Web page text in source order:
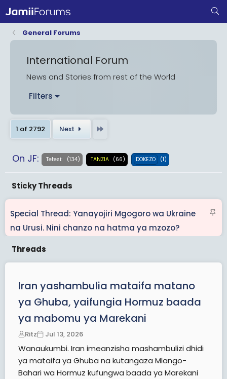
General Forums
International Forum
News and Stories from rest of the World
Filters
1 of 2792 Next
On JF: Tetesi: (134) TANZIA (66) DOKEZO (1)
S
i
k
Special Thread: Yanayojiri Mgogoro wa Ukraine
na Urusi. Nini chanzo na hatma ya mzozo?
Iran yashambulia mataifa matano
ya Ghuba, yaifungia Hormuz baada
ya mabomu ya Marekani
Ritz Jul 13, 2026
Wanaukumbi. Iran imeanzisha mashambulizi dhidi
ya mataifa ya Ghuba na kutangaza Mlango-
Bahari wa Hormuz kufungwa baada ya Marekani